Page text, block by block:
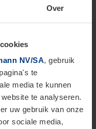
Over
NV/SA, gebruik
te
media te kunnen
te analyseren.
uw gebruik van onze
sociale media,